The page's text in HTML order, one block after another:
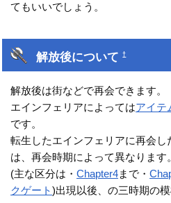
てもいいでしょう。
解放後について†
解放後は街などで再会できます。
エインフェリアによってはアイテ
です。
転生したエインフェリアに再会し
は、再会時期によって異なります。
(主な区分は・Chapter4まで・
クゲート)出現以後、の三時期の